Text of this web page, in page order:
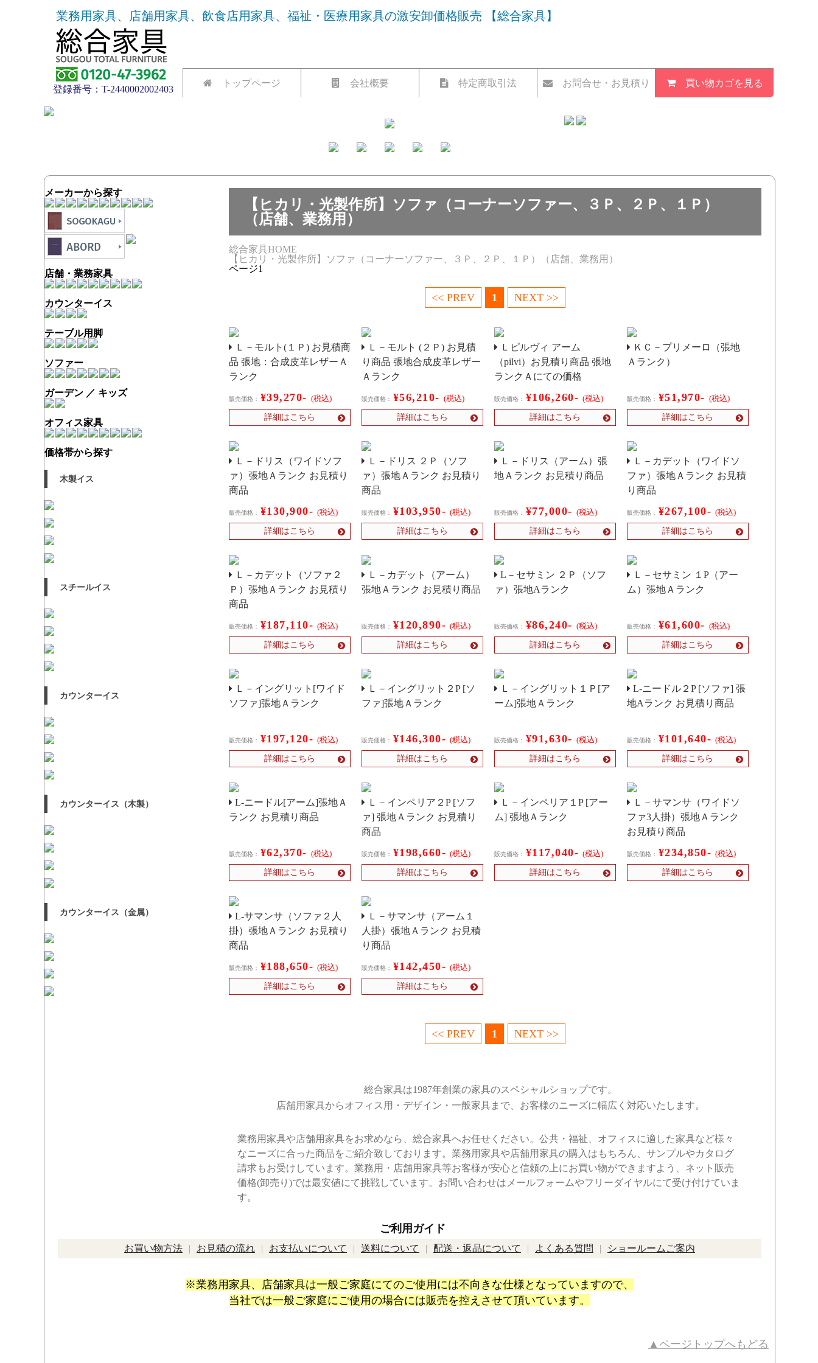
業務用家具、店舗用家具、飲食店用家具、福祉・医療用家具の激安卸価格販売 【総合家具】
登録番号：T-2440002002403
トップページ 会社概要 特定商取引法 お問合せ・お見積り 買い物カゴを見る
メーカーから探す
店舗・業務家具
カウンターイス
テーブル用脚
ソファー
ガーデン ／ キッズ
オフィス家具
価格帯から探す
木製イス
スチールイス
カウンターイス
カウンターイス（木製）
カウンターイス（金属）
【ヒカリ・光製作所】ソファ（コーナーソファー、３Ｐ、２Ｐ、１Ｐ）
（店舗、業務用）
総合家具HOME
【ヒカリ・光製作所】ソファ（コーナーソファー、３Ｐ、２Ｐ、１Ｐ）（店舗、業務用）
ページ1
<< PREV 1 NEXT >>
Ｌ－モルト(１Ｐ) お見積商
品 張地：合成皮革レザーＡ
ランク
販売価格： ¥39,270- (税込)
詳細はこちら
Ｌ－モルト (２Ｐ) お見積
り商品 張地合成皮革レザー
Ａランク
販売価格： ¥56,210- (税込)
詳細はこちら
Ｌピルヴィ アーム
（pilvi）お見積り商品 張地
ランクＡにての価格
販売価格： ¥106,260-(税込)
詳細はこちら
ＫＣ－プリメーロ（張地
Ａランク）
販売価格： ¥51,970- (税込)
詳細はこちら
Ｌ－ドリス（ワイドソフ
ァ）張地Ａランク お見積り
商品
販売価格： ¥130,900-(税込)
詳細はこちら
Ｌ－ドリス ２Ｐ（ソフ
ァ）張地Ａランク お見積り
商品
販売価格： ¥103,950-(税込)
詳細はこちら
Ｌ－ドリス（アーム）張
地Ａランク お見積り商品
販売価格： ¥77,000- (税込)
詳細はこちら
Ｌ－カデット（ワイドソ
ファ）張地Ａランク お見積
り商品
販売価格： ¥267,100-(税込)
詳細はこちら
Ｌ－カデット（ソファ２
Ｐ）張地Ａランク お見積り
商品
販売価格： ¥187,110-(税込)
詳細はこちら
Ｌ－カデット（アーム）
張地Ａランク お見積り商品
販売価格： ¥120,890-(税込)
詳細はこちら
L－セサミン ２Ｐ（ソフ
ァ）張地Aランク
販売価格： ¥86,240- (税込)
詳細はこちら
Ｌ－セサミン １P（アー
ム）張地Ａランク
販売価格： ¥61,600- (税込)
詳細はこちら
Ｌ－イングリット[ワイド
ソファ]張地Ａランク
販売価格： ¥197,120-(税込)
詳細はこちら
Ｌ－イングリット２P [ソ
ファ]張地Ａランク
販売価格： ¥146,300-(税込)
詳細はこちら
Ｌ－イングリット１Ｐ[ア
ーム]張地Ａランク
販売価格： ¥91,630- (税込)
詳細はこちら
L-ニードル２P [ソファ] 張
地Aランク お見積り商品
販売価格： ¥101,640-(税込)
詳細はこちら
L-ニードル[アーム]張地Ａ
ランク お見積り商品
販売価格： ¥62,370- (税込)
詳細はこちら
Ｌ－インペリア２P [ソフ
ァ] 張地Ａランク お見積り
商品
販売価格： ¥198,660-(税込)
詳細はこちら
Ｌ－インペリア１P [アー
ム] 張地Ａランク
販売価格： ¥117,040-(税込)
詳細はこちら
Ｌ－サマンサ（ワイドソ
ファ3人掛）張地Ａランク
お見積り商品
販売価格： ¥234,850-(税込)
詳細はこちら
L-サマンサ（ソファ２人
掛）張地Ａランク お見積り
商品
販売価格： ¥188,650-(税込)
詳細はこちら
Ｌ－サマンサ（アーム１
人掛）張地Ａランク お見積
り商品
販売価格： ¥142,450-(税込)
詳細はこちら
<< PREV 1 NEXT >>
総合家具は1987年創業の家具のスペシャルショップです。
店舗用家具からオフィス用・デザイン・一般家具まで、お客様のニーズに幅広く対応いたします。
業務用家具や店舗用家具をお求めなら、総合家具へお任せください。公共・福祉、オフィスに適した家具など様々
なニーズに合った商品をご紹介致しております。業務用家具や店舗用家具の購入はもちろん、サンプルやカタログ
請求もお受けしています。業務用・店舗用家具等お客様が安心と信頼の上にお買い物ができますよう、ネット販売
価格(卸売り)では最安値にて挑戦しています。お問い合わせはメールフォームやフリーダイヤルにて受け付けていま
す。
ご利用ガイド
お買い物方法 お見積の流れ お支払いについて 送料について 配送・返品について よくある質問 ショールームご案内
※業務用家具、店舗家具は一般ご家庭にてのご使用には不向きな仕様となっていますので、
当社では一般ご家庭にご使用の場合には販売を控えさせて頂いています。
▲ページトップへもどる